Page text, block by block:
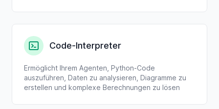
Code-Interpreter
Ermöglicht Ihrem Agenten, Python-Code
auszuführen, Daten zu analysieren, Diagramme zu
erstellen und komplexe Berechnungen zu lösen